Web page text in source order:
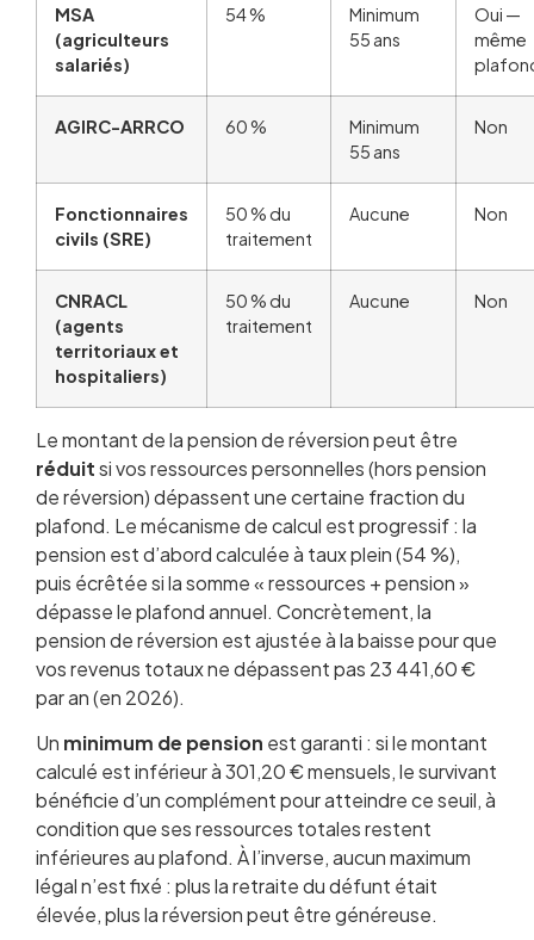
MSA
(agriculteurs
salariés)
54 %
Minimum
55 ans
Oui —
même
AGIRC-ARRCO 60 %
Minimum
55 ans
Non
Fonctionnaires
civils (SRE)
50 % du
traitement
Aucune Non
CNRACL
(agents
territoriaux et
hospitaliers)
50 % du
traitement
Aucune Non
Le montant de la pension de réversion peut être
réduitsi vos ressources personnelles (hors pension
de réversion) dépassent une certaine fraction du
plafond. Le mécanisme de calcul est progressif : la
pension est d’abord calculée à taux plein (54 %),
puis écrêtée si la somme « ressources + pension »
dépasse le plafond annuel. Concrètement, la
pension de réversion est ajustée à la baisse pour que
vos revenus totaux ne dépassent pas 23 441,60 €
par an (en 2026).
Un minimum de pension est garanti : si le montant
calculé est inférieur à 301,20 € mensuels, le survivant
bénéficie d’un complément pour atteindre ce seuil, à
condition que ses ressources totales restent
inférieures au plafond. À l’inverse, aucun maximum
légal n’est fixé : plus la retraite du défunt était
élevée, plus la réversion peut être généreuse.